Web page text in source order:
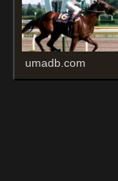
umadb.com